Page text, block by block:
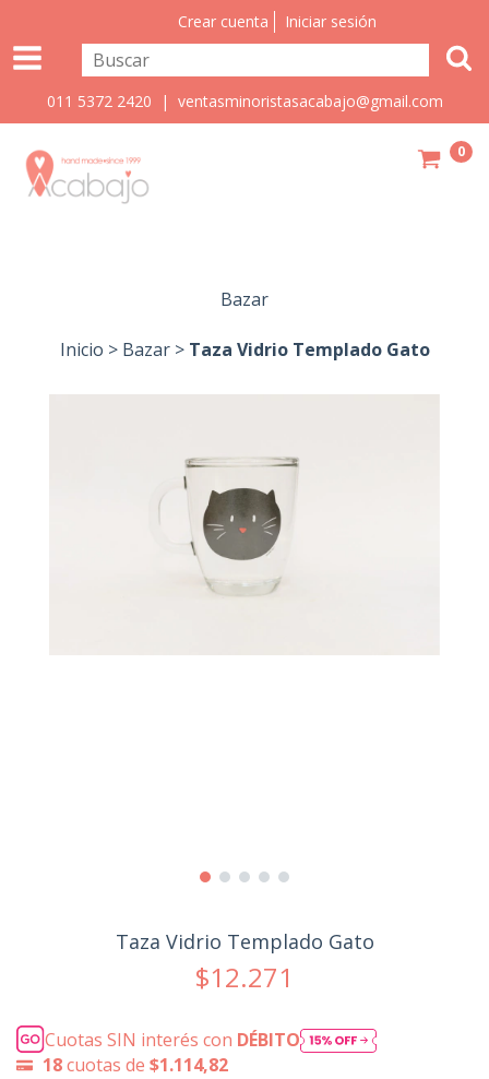
Crear cuenta Iniciar sesión
011 5372 2420 | ventasminoristasacabajo@gmail.com
0
Bazar
Inicio > Bazar > Taza Vidrio Templado Gato
Taza Vidrio Templado Gato
$12.271
Cuotas SIN interés con DÉBITO
18cuotas de $1.114,82